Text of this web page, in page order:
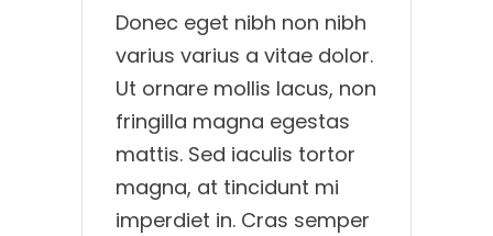
Donec eget nibh non nibh
varius varius a vitae dolor.
Ut ornare mollis lacus, non
fringilla magna egestas
mattis. Sed iaculis tortor
magna, at tincidunt mi
imperdiet in. Cras semper